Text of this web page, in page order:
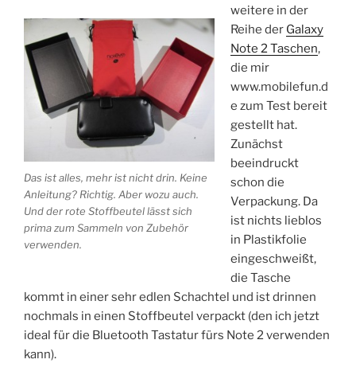
Das ist alles, mehr ist nicht drin. Keine
Anleitung? Richtig. Aber wozu auch.
Und der rote Stoffbeutel lässt sich
prima zum Sammeln von Zubehör
verwenden.
weitere in der
Reihe der Galaxy
Note 2 Taschen,
die mir
www.mobilefun.d
e zum Test bereit
gestellt hat.
Zunächst
beeindruckt
schon die
Verpackung. Da
ist nichts lieblos
in Plastikfolie
eingeschweißt,
die Tasche
kommt in einer sehr edlen Schachtel und ist drinnen
nochmals in einen Stoffbeutel verpackt (den ich jetzt
ideal für die Bluetooth Tastatur fürs Note 2 verwenden
kann).